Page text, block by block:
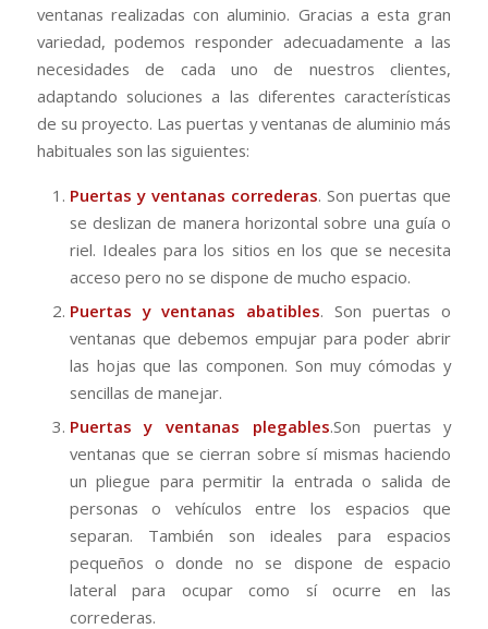
ventanas realizadas con aluminio. Gracias a esta gran
variedad, podemos responder adecuadamente a las
necesidades de cada uno de nuestros clientes,
adaptando soluciones a las diferentes características
de su proyecto. Las puertas y ventanas de aluminio más
habituales son las siguientes:
Puertas y ventanas correderas. Son puertas que
se deslizan de manera horizontal sobre una guía o
riel. Ideales para los sitios en los que se necesita
acceso pero no se dispone de mucho espacio.
Puertas y ventanas abatibles. Son puertas o
ventanas que debemos empujar para poder abrir
las hojas que las componen. Son muy cómodas y
sencillas de manejar.
Puertas y ventanas plegables.Son puertas y
ventanas que se cierran sobre sí mismas haciendo
un pliegue para permitir la entrada o salida de
personas o vehículos entre los espacios que
separan. También son ideales para espacios
pequeños o donde no se dispone de espacio
lateral para ocupar como sí ocurre en las
correderas.